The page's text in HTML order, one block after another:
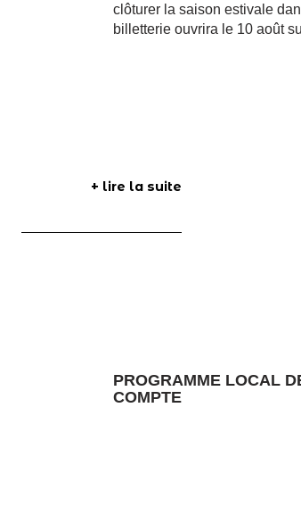
clôturer la saison estivale
billetterie ouvrira le 10 août
+ lire la suite
PROGRAMME LOCAL
COMPTE